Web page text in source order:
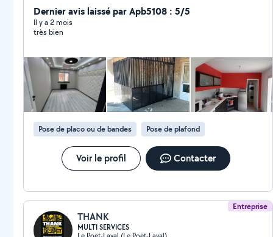
Dernier avis laissé par Apb5108 : 5/5
Il y a 2 mois
très bien
Pose de placo ou de bandes Pose de plafond
Voir le profil Contacter
Entreprise
THANK
MULTI SERVICES